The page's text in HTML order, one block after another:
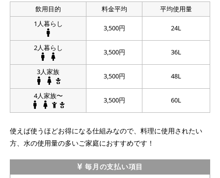
飲用目的 料金平均
平均使用量
1人暮らし
3,500円 24L
2人暮らし 3,500円 36L
3人家族 3,500円 48L
4人家族〜 3,500円 60L
使えば使うほどお得になる仕組みなので、料理に使用されたい
方、水の使用量の多いご家庭におすすめです！
毎月の支払い項目